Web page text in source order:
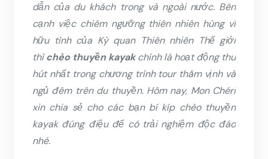
dẫn của du khách trong và ngoài nước. Bên
cạnh việc chiêm ngưỡng thiên nhiên hùng vĩ
hữu tình của Kỳ quan Thiên nhiên Thế giới
thìchèo thuyền kayakchính là hoạt động thu
hút nhất trong chương trình tour thăm vịnh và
ngủ đêm trên du thuyền. Hôm nay, Mon Chéri
xin chia sẻ cho các bạn bí kíp chèo thuyền
kayak đúng điệu để có trải nghiệm độc đáo
nhé.